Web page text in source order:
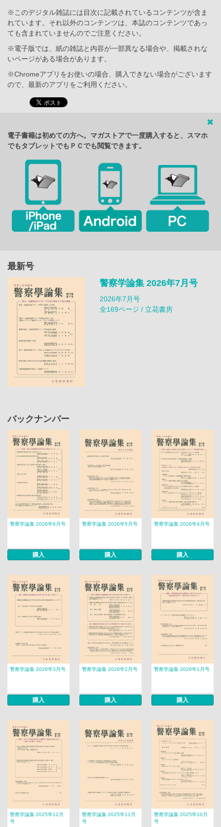
※このデジタル雑誌には目次に記載されているコンテンツが含ま
れています。それ以外のコンテンツは、本誌のコンテンツであっ
ても含まれていませんのでご注意ください。
※電子版では、紙の雑誌と内容が一部異なる場合や、掲載されな
いページがある場合があります。
※Chromeアプリをお使いの場合、購入できない場合がございます
ので、最新のアプリをご利用ください。
電子書籍は初めての方へ。マガストアで一度購入すると、スマホ
でもタブレットでもＰＣでも閲覧できます。
最新号
警察学論集 2026年7月号
2026年7月号
全169ページ / 立花書房
バックナンバー
警察学論集 2026年6月号
購入
警察学論集 2026年5月号
購入
警察学論集 2026年4月号
購入
警察学論集 2026年3月号
購入
警察学論集 2026年2月号
購入
警察学論集 2026年1月号
購入
警察学論集 2025年12月
号
警察学論集 2025年11月
号
警察学論集 2025年10月
号